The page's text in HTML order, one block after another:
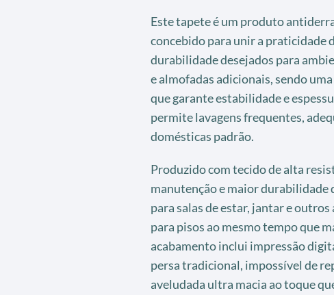
Este tapete é um produto
concebido para unir a praticidade
durabilidade desejados para
e almofadas adicionais, sendo
que garante estabilidade e
permite lavagens frequentes,
domésticas padrão.
Produzido com tecido de alta
manutenção e maior durabilidade
para salas de estar, jantar e
para pisos ao mesmo tempo que
acabamento inclui impressão
persa tradicional, impossível de
aveludada ultra macia ao toque